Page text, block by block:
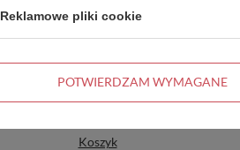
Konto
Koszyk
Reklamowe pliki cookie
POTWIERDZAM WYMAGANE